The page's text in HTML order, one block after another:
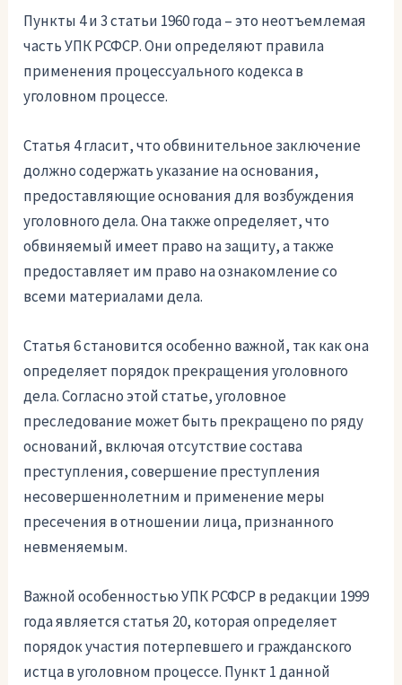
Пункты 4 и 3 статьи 1960 года – это неотъемлемая
часть УПК РСФСР. Они определяют правила
применения процессуального кодекса в
уголовном процессе.
Статья 4 гласит, что обвинительное заключение
должно содержать указание на основания,
предоставляющие основания для возбуждения
уголовного дела. Она также определяет, что
обвиняемый имеет право на защиту, а также
предоставляет им право на ознакомление со
всеми материалами дела.
Статья 6 становится особенно важной, так как она
определяет порядок прекращения уголовного
дела. Согласно этой статье, уголовное
преследование может быть прекращено по ряду
оснований, включая отсутствие состава
преступления, совершение преступления
несовершеннолетним и применение меры
пресечения в отношении лица, признанного
невменяемым.
Важной особенностью УПК РСФСР в редакции 1999
года является статья 20, которая определяет
порядок участия потерпевшего и гражданского
истца в уголовном процессе. Пункт 1 данной